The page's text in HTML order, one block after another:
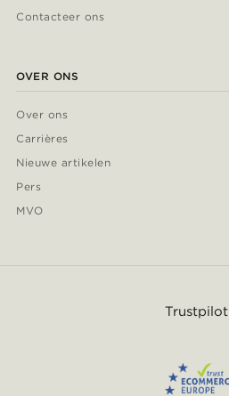
Contacteer ons
OVER ONS
Over ons
Carrières
Nieuwe artikelen
Pers
MVO
Trustpilot